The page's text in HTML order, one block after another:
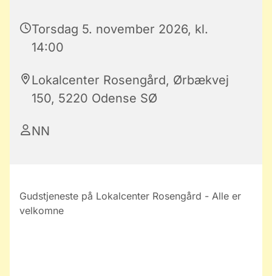
Torsdag 5. november 2026, kl.
14:00
Lokalcenter Rosengård, Ørbækvej
150, 5220 Odense SØ
NN
Gudstjeneste på Lokalcenter Rosengård - Alle er
velkomne